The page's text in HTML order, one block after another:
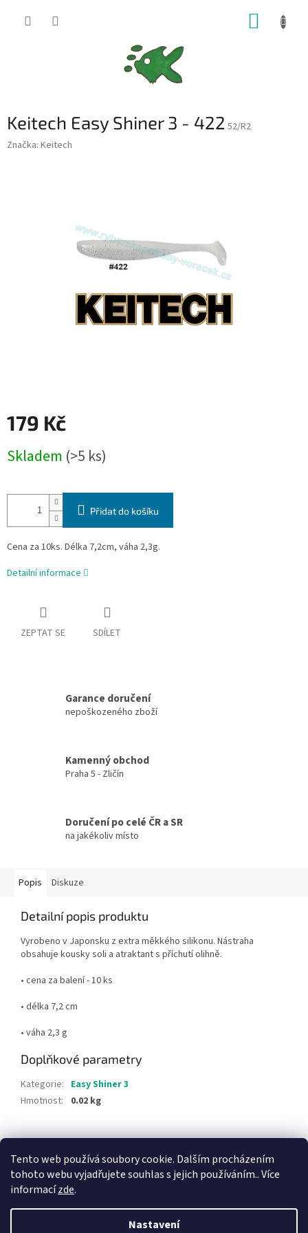
Tento web používá soubory cookie. Dalším procházením
tohoto webu vyjadřujete souhlas s jejich používáním.. Více
informacízde.
Nastavení
Keitech Easy Shiner 3 - 422 52/R2
Značka: Keitech
179 Kč
cena:
Skladem (>5 ks)
Přidat do košíku
Cena za 10ks. Délka 7,2cm, váha 2,3g.
Detailní informace
ZEPTAT SE SDÍLET
Garance doručení
nepoškozeného zboží
Kamenný obchod
Praha 5 - Zličín
Doručení po celé ČR a SR
na jakékoliv místo
Popis Diskuze
Detailní popis produktu
Vyrobeno v Japonsku z extra měkkého silikonu. Nástraha
obsahuje kousky soli a atraktant s příchutí olihně.
• cena za balení - 10 ks
• délka 7,2 cm
• váha 2,3 g
Doplňkové parametry
Kategorie: Easy Shiner 3
Hmotnost: 0.02 kg
Z
Vytvořil Shoptet